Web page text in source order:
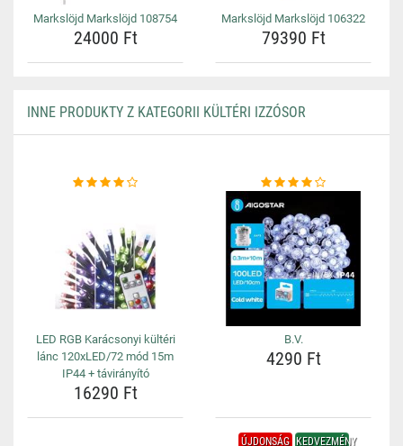
Markslöjd Markslöjd 108754
24000 Ft
Markslöjd Markslöjd 106322
79390 Ft
INNE PRODUKTY Z KATEGORII KÜLTÉRI IZZÓSOR
LED RGB Karácsonyi kültéri
lánc 120xLED/72 mód 15m
IP44 + távirányító
16290 Ft
B.V.
4290 Ft
ÚJDONSÁG KEDVEZMÉNY